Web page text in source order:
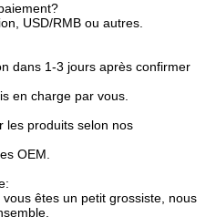
USD/RMB ou autres.
dans 1-3 jours après confirmer
en charge par vous.
les produits selon nos
OEM.
êtes un petit grossiste, nous